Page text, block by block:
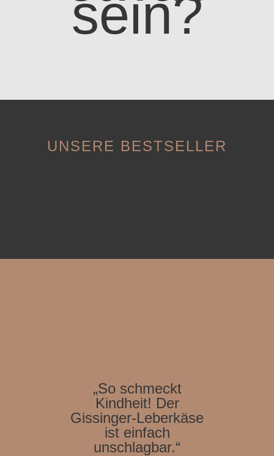
sein?
UNSERE BESTSELLER
„So schmeckt
Kindheit! Der
Gissinger-Leberkäse
ist einfach
unschlagbar.“